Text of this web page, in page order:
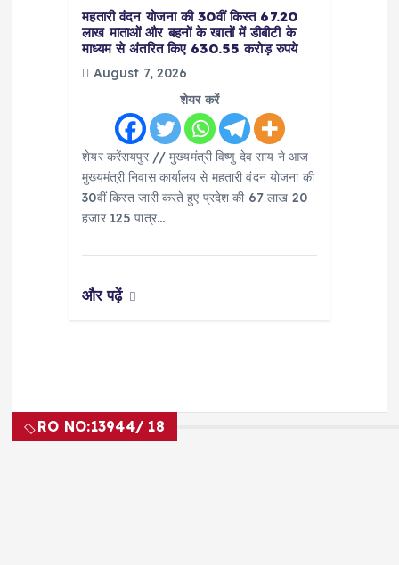
महतारी वंदन योजना की 30वीं किस्त 67.20
लाख माताओं और बहनों के खातों में डीबीटी के
माध्यम से अंतरित किए 630.55 करोड़ रुपये
August 7, 2026
शेयर करें
शेयर करेंरायपुर // मुख्यमंत्री विष्णु देव साय ने आज
मुख्यमंत्री निवास कार्यालय से महतारी वंदन योजना की
30वीं किस्त जारी करते हुए प्रदेश की 67 लाख 20
हजार 125 पात्र…
और पढ़ें
RO NO:13944/ 18